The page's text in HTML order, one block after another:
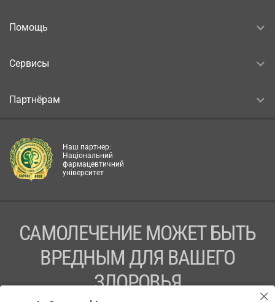
Помощь
Сервисы
Партнёрам
Наш партнер:
Національний
фармацевтичний
університет
САМОЛЕЧЕНИЕ МОЖЕТ БЫТЬ
ВРЕДНЫМ ДЛЯ ВАШЕГО
ЗДОРОВЬЯ